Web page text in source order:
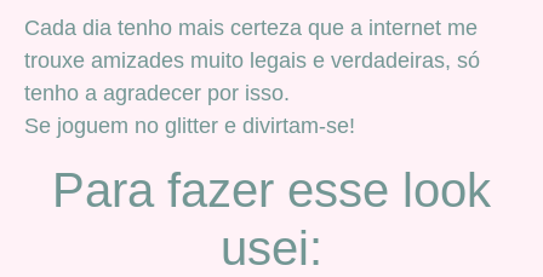
Cada dia tenho mais certeza que a internet me
trouxe amizades muito legais e verdadeiras, só
tenho a agradecer por isso.
Se joguem no glitter e divirtam-se!
Para fazer esse look
usei: